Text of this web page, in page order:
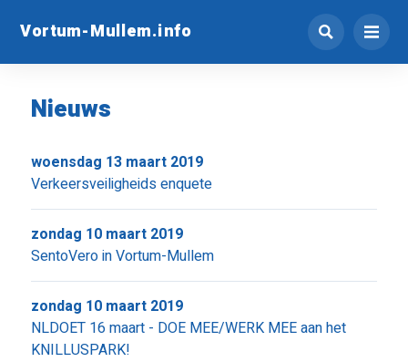
Vortum-Mullem.info
Nieuws
Verkeersveiligheids enquete
woensdag 13 maart 2019
SentoVero in Vortum-Mullem
zondag 10 maart 2019
NLDOET 16 maart - DOE MEE/WERK MEE aan het
KNILLUSPARK!
zondag 10 maart 2019